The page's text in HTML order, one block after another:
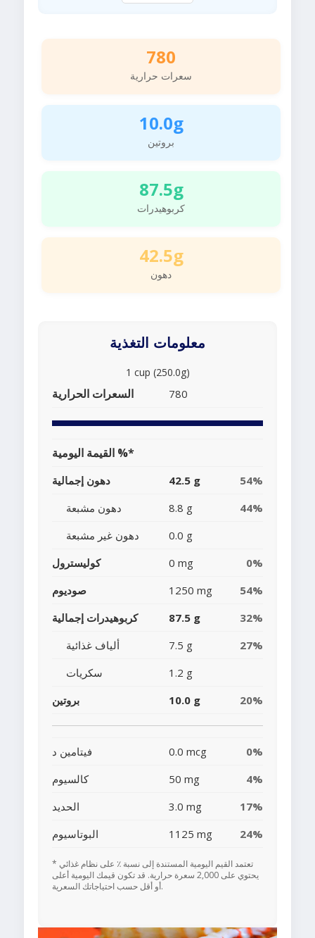
780
سعرات حرارية
10.0g
بروتين
87.5g
كربوهيدرات
42.5g
دهون
معلومات التغذية
1 cup (250.0g)
السعرات الحرارية 780
القيمة اليومية %*
دهون إجمالية 42.5 g
54%
دهون مشبعة
8.8 g
44%
دهون غير مشبعة
0.0 g
كوليسترول
0 mg
0%
صوديوم
1250 mg
54%
كربوهيدرات إجمالية
87.5 g
32%
ألياف غذائية
7.5 g
27%
سكريات
1.2 g
بروتين
10.0 g 20%
فيتامين د 0.0 mcg
0%
كالسيوم
50 mg
4%
الحديد
3.0 mg
17%
البوتاسيوم
1125 mg 24%
* تعتمد القيم اليومية المستندة إلى نسبة ٪ على نظام غذائي
يحتوي على 2,000 سعرة حرارية. قد تكون قيمك اليومية أعلى
أو أقل حسب احتياجاتك السعرية.